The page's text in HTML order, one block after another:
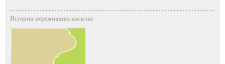
Истории переживших насилие